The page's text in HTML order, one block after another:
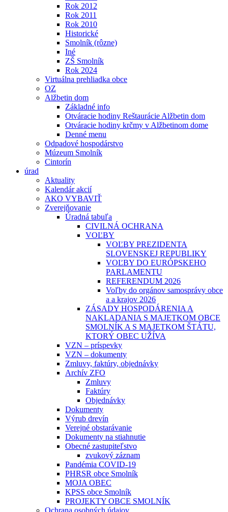
Rok 2012
Rok 2011
Rok 2010
Historické
Smolník (rôzne)
Iné
ZŠ Smolník
Rok 2024
Virtuálna prehliadka obce
OZ
Alžbetin dom
Základné info
Otváracie hodiny Reštaurácie Alžbetin dom
Otváracie hodiny krčmy v Alžbetinom dome
Denné menu
Odpadové hospodárstvo
Múzeum Smolník
Cintorín
úrad
Aktuality
Kalendár akcií
AKO VYBAVIŤ
Zverejňovanie
Úradná tabuľa
CIVILNÁ OCHRANA
VOĽBY
VOĽBY PREZIDENTA
SLOVENSKEJ REPUBLIKY
VOĽBY DO EURÓPSKEHO
PARLAMENTU
REFERENDUM 2026
Voľby do orgánov samosprávy obce
a a krajov 2026
ZÁSADY HOSPODÁRENIA A
NAKLADANIA S MAJETKOM OBCE
SMOLNÍK A S MAJETKOM ŠTÁTU,
KTORÝ OBEC UŽÍVA
VZN – príspevky
VZN – dokumenty
Zmluvy, faktúry, objednávky
Archív ZFO
Zmluvy
Faktúry
Objednávky
Dokumenty
Výrub drevín
Verejné obstarávanie
Dokumenty na stiahnutie
Obecné zastupiteľstvo
zvukový záznam
Pandémia COVID-19
PHRSR obce Smolník
MOJA OBEC
KPSS obce Smolník
PROJEKTY OBCE SMOLNÍK
Ochrana osobných údajov